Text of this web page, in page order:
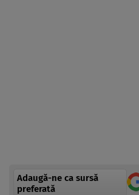
Adaugă-ne ca sursă
preferată